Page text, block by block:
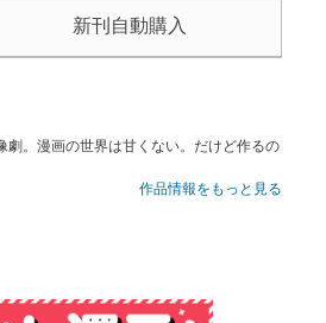
新刊自動購入
。漫画の世界は甘くない。だけど作るの
作品情報をもっと見る